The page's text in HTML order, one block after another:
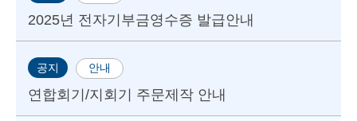
2025년 전자기부금영수증 발급안내
공지 안내
연합회기/지회기 주문제작 안내